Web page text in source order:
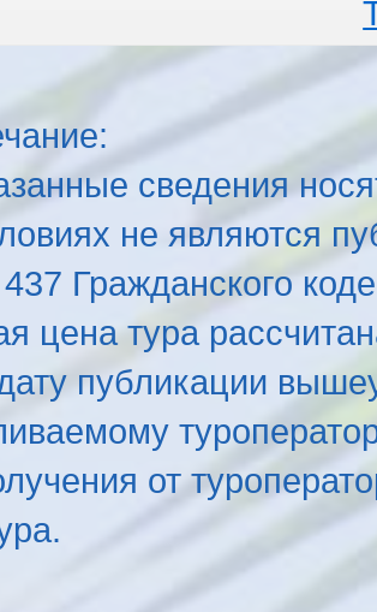
сведения
не являются
437 Гражданского
цена тура
публикации
от